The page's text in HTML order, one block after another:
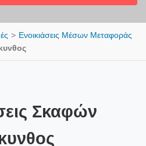
Ενοικιάσεις Μέσων Μεταφοράς
Σκαφών